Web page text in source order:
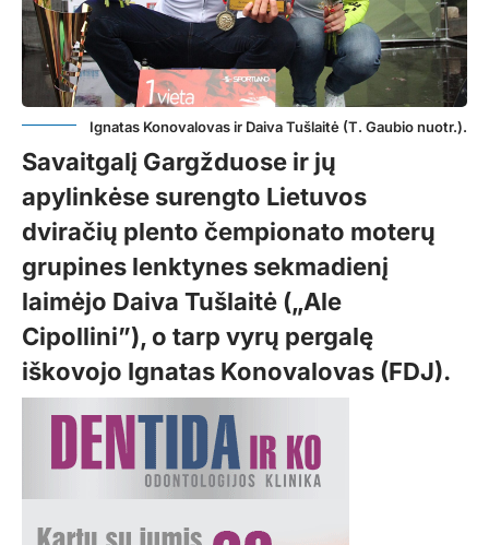
Ignatas Konovalovas ir Daiva Tušlaitė (T. Gaubio nuotr.).
Savaitgalį Gargžduose ir jų
apylinkėse surengto Lietuvos
dviračių plento čempionato moterų
grupines lenktynes sekmadienį
laimėjo Daiva Tušlaitė („Ale
Cipollini”), o tarp vyrų pergalę
iškovojo Ignatas Konovalovas (FDJ).